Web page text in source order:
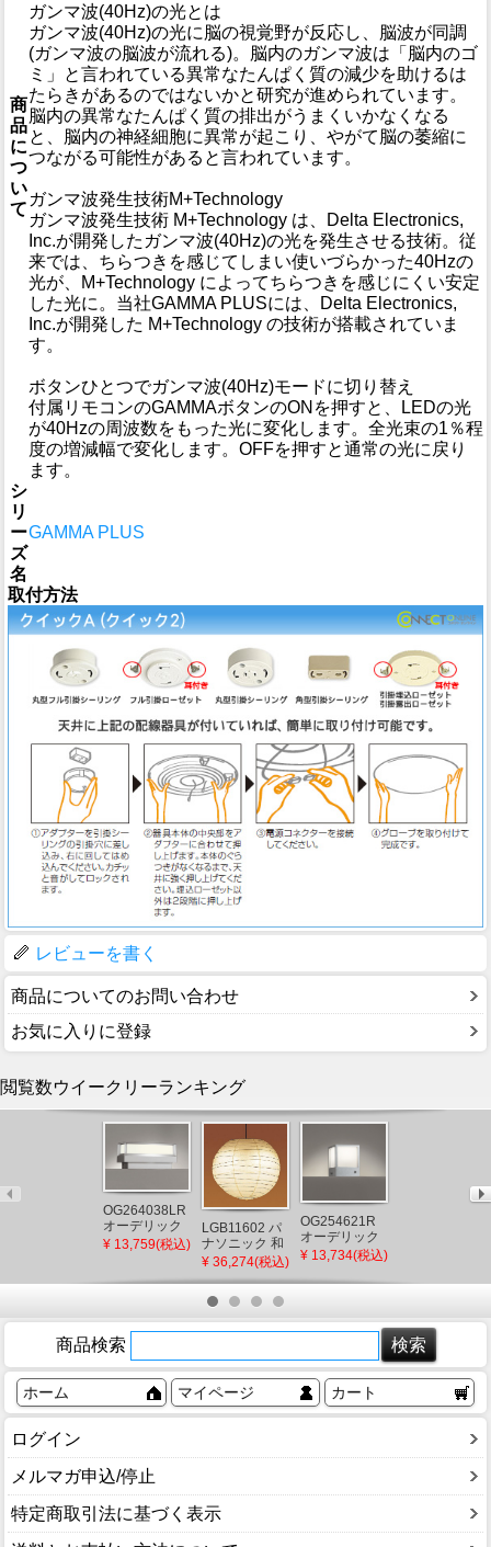
商
品
に
つ
い
て
ガンマ波(40Hz)の光とは
ガンマ波(40Hz)の光に脳の視覚野が反応し、脳波が同調
(ガンマ波の脳波が流れる)。脳内のガンマ波は「脳内のゴ
ミ」と言われている異常なたんぱく質の減少を助けるは
たらきがあるのではないかと研究が進められています。
脳内の異常なたんぱく質の排出がうまくいかなくなる
と、脳内の神経細胞に異常が起こり、やがて脳の萎縮に
つながる可能性があると言われています。
ガンマ波発生技術M+Technology
ガンマ波発生技術 M+Technology は、Delta Electronics,
Inc.が開発したガンマ波(40Hz)の光を発生させる技術。従
来では、ちらつきを感じてしまい使いづらかった40Hzの
光が、M+Technology によってちらつきを感じにくい安定
した光に。当社GAMMA PLUSには、Delta Electronics,
Inc.が開発した M+Technology の技術が搭載されていま
す。
ボタンひとつでガンマ波(40Hz)モードに切り替え
付属リモコンのGAMMAボタンのONを押すと、LEDの光
が40Hzの周波数をもった光に変化します。全光束の1％程
度の増減幅で変化します。OFFを押すと通常の光に戻り
ます。
シ
リ
ー
ズ
名
GAMMA PLUS
取付方法
レビューを書く
商品についてのお問い合わせ
お気に入りに登録
閲覧数ウイークリーランキング
OG264038LR
オーデリック
門柱灯 シルバ
ー LED（電球
サー付
¥ 13,759(税込)
LGB11602 パ
ナソニック 和
風ペンダント
ライト プルス
イッチ付 φ550
LED（電球
色） ～8畳
¥ 36,274(税込)
OG254621R
オーデリック
門柱灯 シルバ
色） 門灯 セン
¥ 13,734(税込)
色） 下方照射
商品検索
ホーム マイページ カート
ログイン
メルマガ申込/停止
特定商取引法に基づく表示